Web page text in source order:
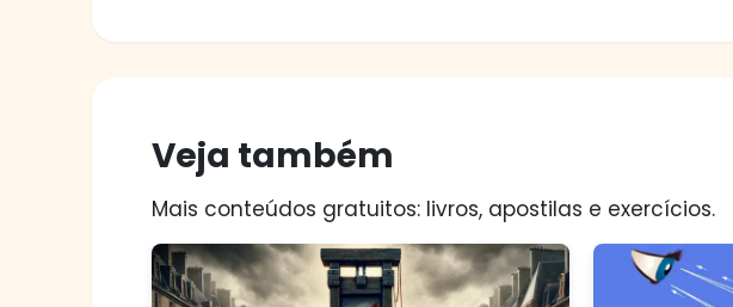
Veja também
Mais conteúdos gratuitos: livros, apostilas e exercícios.